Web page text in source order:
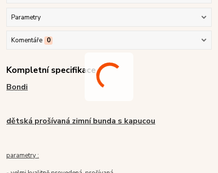
Parametry
Komentáře 0
Kompletní specifikace
Bondi
dětská prošívaná zimní bunda s kapucou
parametry :